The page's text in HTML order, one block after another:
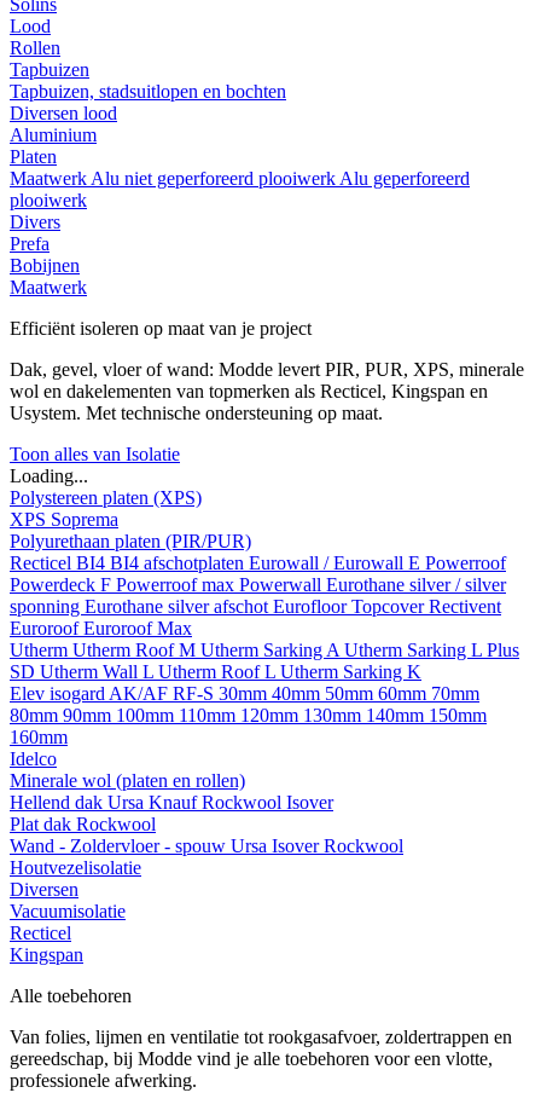
Solins
Lood
Rollen
Tapbuizen
Tapbuizen, stadsuitlopen en bochten
Diversen lood
Aluminium
Platen
Maatwerk Alu niet geperforeerd plooiwerk Alu geperforeerd
plooiwerk
Divers
Prefa
Bobijnen
Maatwerk
Efficiënt isoleren op maat van je project
Dak, gevel, vloer of wand: Modde levert PIR, PUR, XPS, minerale
wol en dakelementen van topmerken als Recticel, Kingspan en
Usystem. Met technische ondersteuning op maat.
Toon alles van Isolatie
Loading...
Polystereen platen (XPS)
XPS Soprema
Polyurethaan platen (PIR/PUR)
Recticel BI4 BI4 afschotplaten Eurowall / Eurowall E Powerroof
Powerdeck F Powerroof max Powerwall Eurothane silver / silver
sponning Eurothane silver afschot EurofloorTopcoverRectivent
EuroroofEuroroof Max
Utherm Utherm Roof M Utherm Sarking A Utherm Sarking L Plus
SD Utherm Wall L Utherm Roof L Utherm Sarking K
Elev isogard AK/AF RF-S 30mm 40mm 50mm 60mm 70mm
80mm 90mm 100mm 110mm 120mm 130mm 140mm 150mm
160mm
Idelco
Minerale wol (platen en rollen)
Hellend dak Ursa KnaufRockwool Isover
Plat dak Rockwool
Wand - Zoldervloer - spouw Ursa IsoverRockwool
Houtvezelisolatie
Diversen
Vacuumisolatie
Recticel
Kingspan
Alle toebehoren
Van folies, lijmen en ventilatie tot rookgasafvoer, zoldertrappen en
gereedschap, bij Modde vind je alle toebehoren voor een vlotte,
professionele afwerking.